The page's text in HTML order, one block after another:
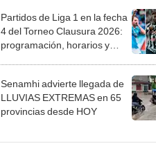
Partidos de Liga 1 en la fecha
4 del Torneo Clausura 2026:
programación, horarios y
Senamhi advierte llegada de
LLUVIAS EXTREMAS en 65
provincias desde HOY